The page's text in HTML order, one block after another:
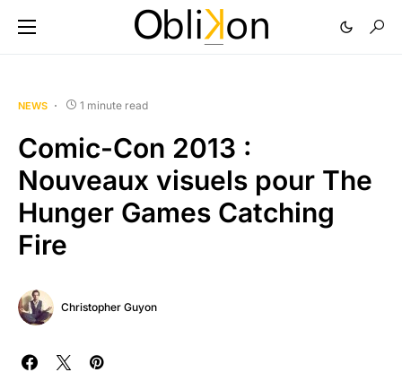
NEWS 1 minute read
Comic-Con 2013 :
Nouveaux visuels pour The
Hunger Games Catching
Fire
Christopher Guyon